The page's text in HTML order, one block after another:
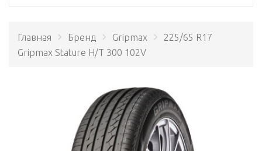
Главная Бренд Gripmax
225/65 R17
Gripmax Stature H/T 300 102V